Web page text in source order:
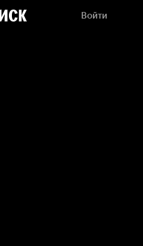
Войти